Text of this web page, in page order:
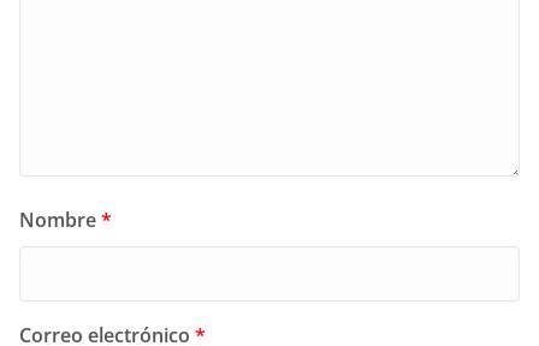
Nombre*
Correo electrónico *